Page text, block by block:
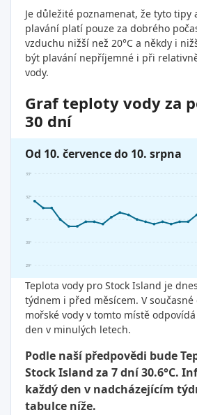
Je důležité poznamenat, že tyto
plavání platí pouze za dobrého
vzduchu nižší než 20°C a někdy i
být plavání nepříjemné i při
vody.
Graf teploty vody za
30 dní
Od 10. července do 10. srpna
29°
30°
31°
32°
33°
Teplota vody pro Stock Island je
týdnem i před měsícem. V
mořské vody v tomto místě
den v minulých letech.
Podle naší předpovědi bude
Stock Island za 7 dní 30.6°C.
každý den v nadcházejícím
tabulce níže.